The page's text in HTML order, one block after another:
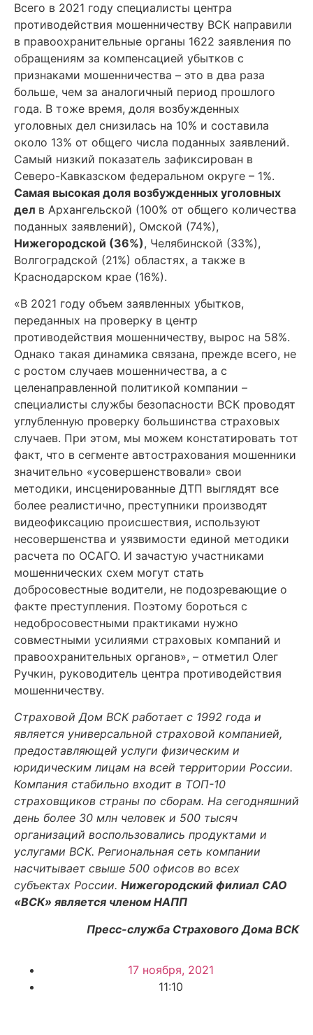
Всего в 2021 году специалисты центра
противодействия мошенничеству ВСК направили
в правоохранительные органы 1622 заявления по
обращениям за компенсацией убытков с
признаками мошенничества – это в два раза
больше, чем за аналогичный период прошлого
года. В тоже время, доля возбужденных
уголовных дел снизилась на 10% и составила
около 13% от общего числа поданных заявлений.
Самый низкий показатель зафиксирован в
Северо-Кавказском федеральном округе – 1%.
Самая высокая доля возбужденных уголовных
дел в Архангельской (100% от общего количества
поданных заявлений), Омской (74%),
Нижегородской (36%), Челябинской (33%),
Волгоградской (21%) областях, а также в
Краснодарском крае (16%).
«В 2021 году объем заявленных убытков,
переданных на проверку в центр
противодействия мошенничеству, вырос на 58%.
Однако такая динамика связана, прежде всего, не
с ростом случаев мошенничества, а с
целенаправленной политикой компании –
специалисты службы безопасности ВСК проводят
углубленную проверку большинства страховых
случаев. При этом, мы можем констатировать тот
факт, что в сегменте автострахования мошенники
значительно «усовершенствовали» свои
методики, инсценированные ДТП выглядят все
более реалистично, преступники производят
видеофиксацию происшествия, используют
несовершенства и уязвимости единой методики
расчета по ОСАГО. И зачастую участниками
мошеннических схем могут стать
добросовестные водители, не подозревающие о
факте преступления. Поэтому бороться с
недобросовестными практиками нужно
совместными усилиями страховых компаний и
правоохранительных органов», – отметил Олег
Ручкин, руководитель центра противодействия
мошенничеству.
Страховой Дом ВСК работает с 1992 года и
является универсальной страховой компанией,
предоставляющей услуги физическим и
юридическим лицам на всей территории России.
Компания стабильно входит в ТОП-10
страховщиков страны по сборам. На сегодняшний
день более 30 млн человек и 500 тысяч
организаций воспользовались продуктами и
услугами ВСК. Региональная сеть компании
насчитывает свыше 500 офисов во всех
субъектах России. Нижегородский филиал САО
«ВСК» является членом НАПП
Пресс-служба Страхового Дома ВСК
17 ноября, 2021
11:10